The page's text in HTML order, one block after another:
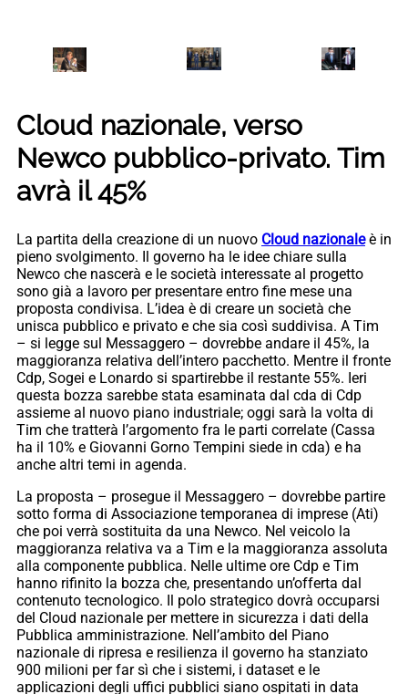
Cloud nazionale, verso
Newco pubblico-privato. Tim
avrà il 45%
La partita della creazione di un nuovo Cloud nazionaleè in
pieno svolgimento. Il governo ha le idee chiare sulla
Newco che nascerà e le società interessate al progetto
sono già a lavoro per presentare entro fine mese una
proposta condivisa. L’idea è di creare un società che
unisca pubblico e privato e che sia così suddivisa. A Tim
– si legge sul Messaggero – dovrebbe andare il 45%, la
maggioranza relativa dell’intero pacchetto. Mentre il fronte
Cdp, Sogei e Lonardo si spartirebbe il restante 55%. Ieri
questa bozza sarebbe stata esaminata dal cda di Cdp
assieme al nuovo piano industriale; oggi sarà la volta di
Tim che tratterà l’argomento fra le parti correlate (Cassa
ha il 10% e Giovanni Gorno Tempini siede in cda) e ha
anche altri temi in agenda.
La proposta – prosegue il Messaggero – dovrebbe partire
sotto forma di Associazione temporanea di imprese (Ati)
che poi verrà sostituita da una Newco. Nel veicolo la
maggioranza relativa va a Tim e la maggioranza assoluta
alla componente pubblica. Nelle ultime ore Cdp e Tim
hanno rifinito la bozza che, presentando un’offerta dal
contenuto tecnologico. Il polo strategico dovrà occuparsi
del Cloud nazionale per mettere in sicurezza i dati della
Pubblica amministrazione. Nell’ambito del Piano
nazionale di ripresa e resilienza il governo ha stanziato
900 milioni per far sì che i sistemi, i dataset e le
applicazioni degli uffici pubblici siano ospitati in data